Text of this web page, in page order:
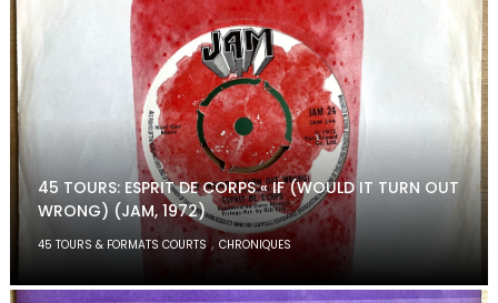
45 TOURS: ESPRIT DE CORPS « IF (WOULD IT TURN OUT
WRONG) (JAM, 1972)
45 TOURS & FORMATS COURTS,CHRONIQUES